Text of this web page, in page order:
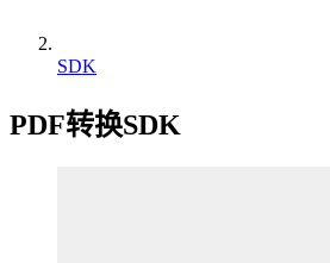
SDK
PDF转换SDK